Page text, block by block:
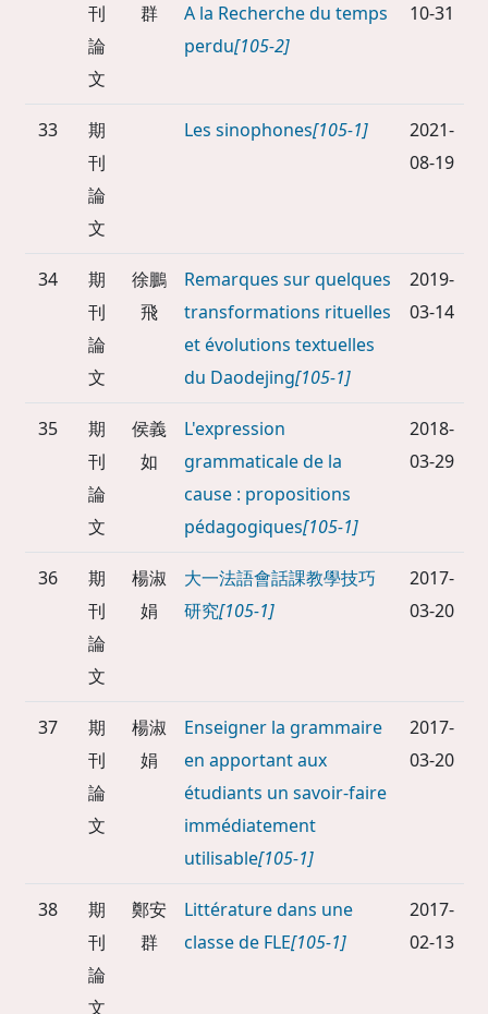
刊
論
文
群
A la Recherche du temps
perdu[105-2]
10-31
33
期
刊
論
文
Les sinophones[105-1]
2021-
08-19
34
期
刊
論
文
徐鵬
飛
Remarques sur quelques
transformations rituelles
et évolutions textuelles
du Daodejing[105-1]
2019-
03-14
35
期
刊
論
文
侯義
如
L'expression
grammaticale de la
cause : propositions
pédagogiques[105-1]
2018-
03-29
36
期
刊
論
文
楊淑
娟
大一法語會話課教學技巧
研究[105-1]
2017-
03-20
37
期
刊
論
文
楊淑
娟
Enseigner la grammaire
en apportant aux
étudiants un savoir-faire
immédiatement
utilisable[105-1]
2017-
03-20
38
期
刊
論
文
鄭安
群
Littérature dans une
classe de FLE[105-1]
2017-
02-13